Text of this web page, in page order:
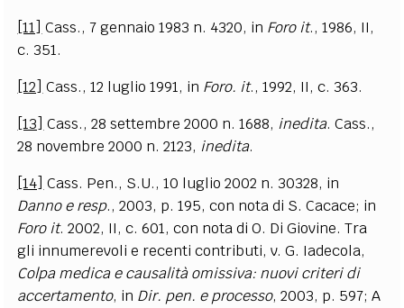
[11] Cass., 7 gennaio 1983 n. 4320, in Foro it., 1986, II,
c. 351.
[12] Cass., 12 luglio 1991, in Foro. it., 1992, II, c. 363.
[13] Cass., 28 settembre 2000 n. 1688, inedita. Cass.,
28 novembre 2000 n. 2123, inedita.
[14] Cass. Pen., S.U., 10 luglio 2002 n. 30328, in
Danno e resp., 2003, p. 195, con nota di S. Cacace; in
Foro it. 2002, II, c. 601, con nota di O. Di Giovine. Tra
gli innumerevoli e recenti contributi, v. G. Iadecola,
Colpa medica e causalità omissiva: nuovi criteri di
accertamento, in Dir. pen. e processo, 2003, p. 597; A